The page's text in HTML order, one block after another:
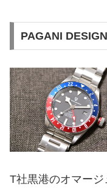
PAGANI
T社黒港のオマー